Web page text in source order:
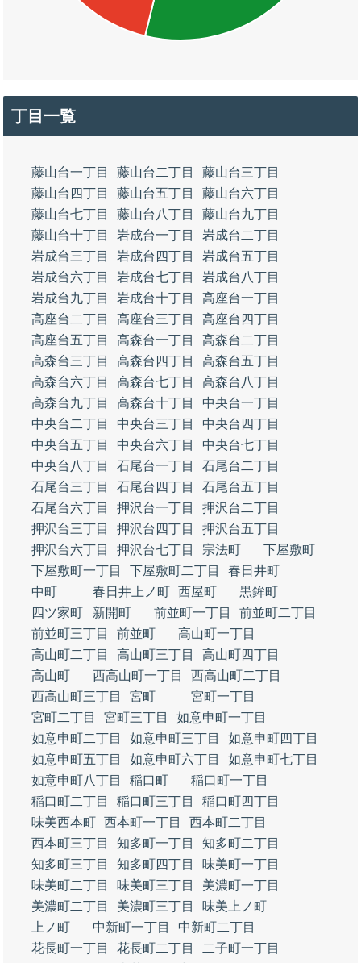
丁目一覧
藤山台一丁目 藤山台二丁目
藤山台三丁目
藤山台四丁目
藤山台五丁目
藤山台六丁目
藤山台七丁目
藤山台八丁目
藤山台九丁目
藤山台十丁目
岩成台一丁目
岩成台二丁目
岩成台三丁目
岩成台四丁目
岩成台五丁目
岩成台六丁目
岩成台七丁目
岩成台八丁目
岩成台九丁目
岩成台十丁目
高座台一丁目
高座台二丁目
高座台三丁目
高座台四丁目
高座台五丁目
高森台一丁目
高森台二丁目
高森台三丁目
高森台四丁目
高森台五丁目
高森台六丁目
高森台七丁目
高森台八丁目
高森台九丁目
高森台十丁目
中央台一丁目
中央台二丁目
中央台三丁目
中央台四丁目
中央台五丁目
中央台六丁目
中央台七丁目
中央台八丁目
石尾台一丁目
石尾台二丁目
石尾台三丁目
石尾台四丁目
石尾台五丁目
石尾台六丁目
押沢台一丁目
押沢台二丁目
押沢台三丁目
押沢台四丁目
押沢台五丁目
押沢台六丁目
押沢台七丁目 宗法町
下屋敷町
下屋敷町一丁目
下屋敷町二丁目
春日井町
中町
春日井上ノ町 西屋町
黒鉾町
四ツ家町
新開町 前並町一丁目
前並町二丁目
前並町三丁目
前並町
高山町一丁目
高山町二丁目
高山町三丁目
高山町四丁目
高山町
西高山町一丁目
西高山町二丁目
西高山町三丁目
宮町
宮町一丁目
宮町二丁目
宮町三丁目
如意申町一丁目
如意申町二丁目
如意申町三丁目
如意申町四丁目
如意申町五丁目
如意申町六丁目
如意申町七丁目
如意申町八丁目
稲口町
稲口町一丁目
稲口町二丁目
稲口町三丁目
稲口町四丁目
味美西本町 西本町一丁目
西本町二丁目
西本町三丁目
知多町一丁目
知多町二丁目
知多町三丁目
知多町四丁目
味美町一丁目
味美町二丁目
味美町三丁目
美濃町一丁目
美濃町二丁目
美濃町三丁目
味美上ノ町
上ノ町
中新町一丁目
中新町二丁目
花長町一丁目
花長町二丁目
二子町一丁目